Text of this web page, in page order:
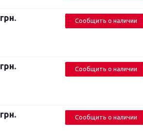
грн. Сообщить о наличии
грн. Сообщить о наличии
грн. Сообщить о наличии